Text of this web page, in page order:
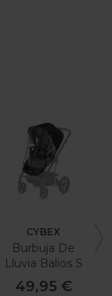
CYBEX
Burbuja De
Lluvia Balios S
De Cybex
49,95 €